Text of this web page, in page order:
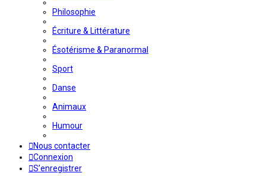
Philosophie
Écriture & Littérature
Ésotérisme & Paranormal
Sport
Danse
Animaux
Humour
Nous contacter
Connexion
S’enregistrer